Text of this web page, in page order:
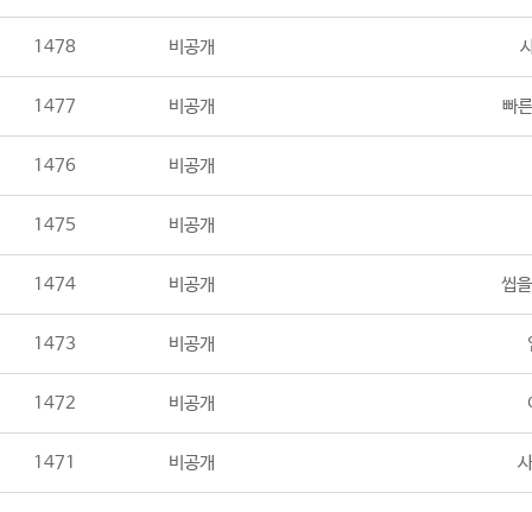
1478 비공개
1477 비공개 빠
1476 비공개
1475 비공개
1474 비공개 씹
1473 비공개
1472 비공개
1471 비공개